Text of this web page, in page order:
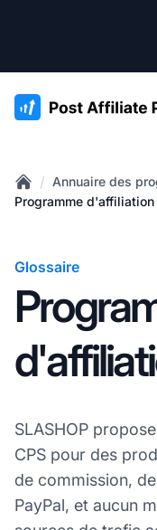
:site.title
Home
/ Annuaire des
Programme d'affiliation
Glossaire
SLASHOP
CPS pour des
de commission,
PayPal, et aucun